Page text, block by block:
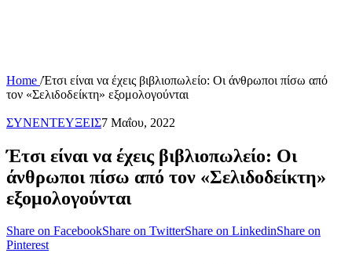
Home /Έτσι είναι να έχεις βιβλιοπωλείο: Οι άνθρωποι πίσω από
τον «Σελιδοδείκτη» εξομολογούνται
ΣΥΝΕΝΤΕΥΞΕΙΣ7 Μαΐου, 2022
Έτσι είναι να έχεις βιβλιοπωλείο: Οι
άνθρωποι πίσω από τον «Σελιδοδείκτη»
εξομολογούνται
Share on FacebookShare on TwitterShare on LinkedinShare on
Pinterest